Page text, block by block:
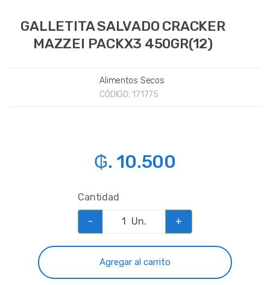
GALLETITA SALVADO CRACKER
MAZZEI PACKX3 450GR(12)
Alimentos Secos
CÓDIGO: 171775
₲. 10.500
Cantidad
- Un. +
Agregar al carrito